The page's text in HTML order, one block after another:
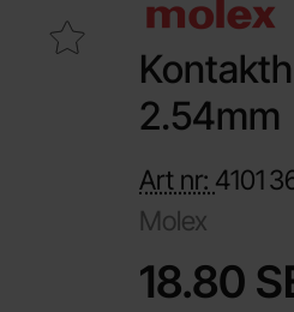
SL 1x6p hane 2.54mm som
2.54mm
Art nr: 4101
Molex
pris
18.80